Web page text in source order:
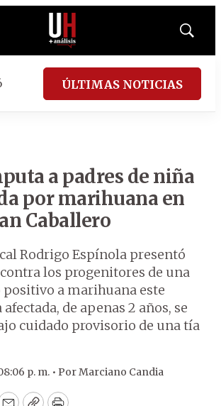
Mostrar
ÚLTIMAS NOTICIAS
a padres de niña
por marihuana en
Caballero
Rodrigo Espínola presentó
los progenitores de una
a marihuana este
de apenas 2 años, se
cuidado provisorio de una tía
p. m. • PorMarciano Candia